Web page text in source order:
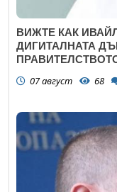
ВИЖТЕ КАК
ДИГИТАЛНАТА
07 август 68